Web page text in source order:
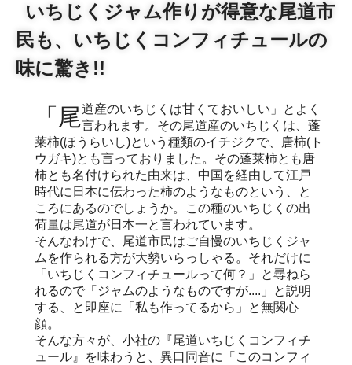
いちじくジャム作りが得意な尾道市
民も、いちじくコンフィチュールの
味に驚き!!
「尾道産のいちじくは甘くておいしい」とよく言われます。その尾道産のいちじくは、蓬
莱柿(ほうらいし)という種類のイチジクで、唐柿(ト
ウガキ)とも言っておりました。その蓬莱柿とも唐
柿とも名付けられた由来は、中国を経由して江戸
時代に日本に伝わった柿のようなものという、と
ころにあるのでしょうか。この種のいちじくの出
荷量は尾道が日本一と言われています。
そんなわけで、尾道市民はご自慢のいちじくジャ
ムを作られる方が大勢いらっしゃる。それだけに
「いちじくコンフィチュールって何？」と尋ねら
れるので「ジャムのようなものですが....」と説明
する、と即座に「私も作ってるから」と無関心
顔。
そんな方々が、小社の『尾道いちじくコンフィチ
ュール』を味わうと、異口同音に「このコンフィ